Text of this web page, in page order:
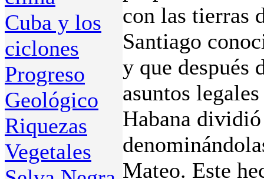
Cuba y los
ciclones
Progreso
Geológico
Riquezas
Vegetales
con las tierras
Santiago
y que después
asuntos
Habana
Mateo. Este